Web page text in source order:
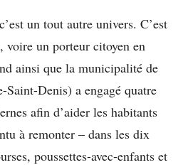
un tout autre univers. C’est
un porteur citoyen en
ainsi que la municipalité de
Denis) a engagé quatre
afin d’aider les habitants
à remonter – dans les dix
poussettes-avec-enfants et